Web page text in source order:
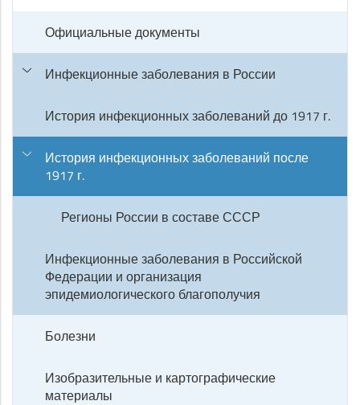
Официальные документы
Инфекционные заболевания в России
История инфекционных заболеваний до 1917 г.
История инфекционных заболеваний после
1917 г.
Регионы России в составе СССР
Инфекционные заболевания в Российской
Федерации и организация
эпидемиологического благополучия
Болезни
Изобразительные и картографические
материалы